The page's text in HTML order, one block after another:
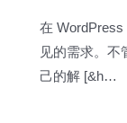
在
见的需求。不
己的解 [&h…